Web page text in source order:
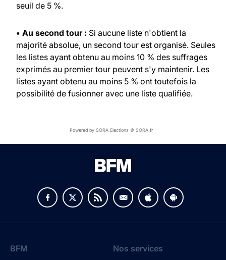
seuil de 5 %.
• Au second tour : Si aucune liste n'obtient la
majorité absolue, un second tour est organisé. Seules
les listes ayant obtenu au moins 10 % des suffrages
exprimés au premier tour peuvent s'y maintenir. Les
listes ayant obtenu au moins 5 % ont toutefois la
possibilité de fusionner avec une liste qualifiée.
Powered by SORA Elections © SORA.fr
BFM Nos services